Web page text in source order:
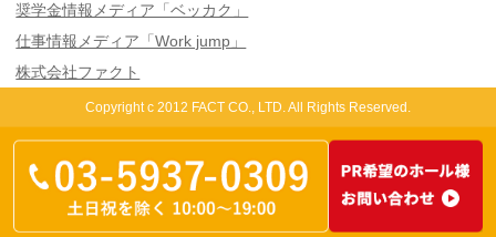
奨学金情報メディア「ベッカク」
仕事情報メディア「Work jump」
株式会社ファクト
Copyright c 2012 FACT CO., LTD. All Rights Reserved.